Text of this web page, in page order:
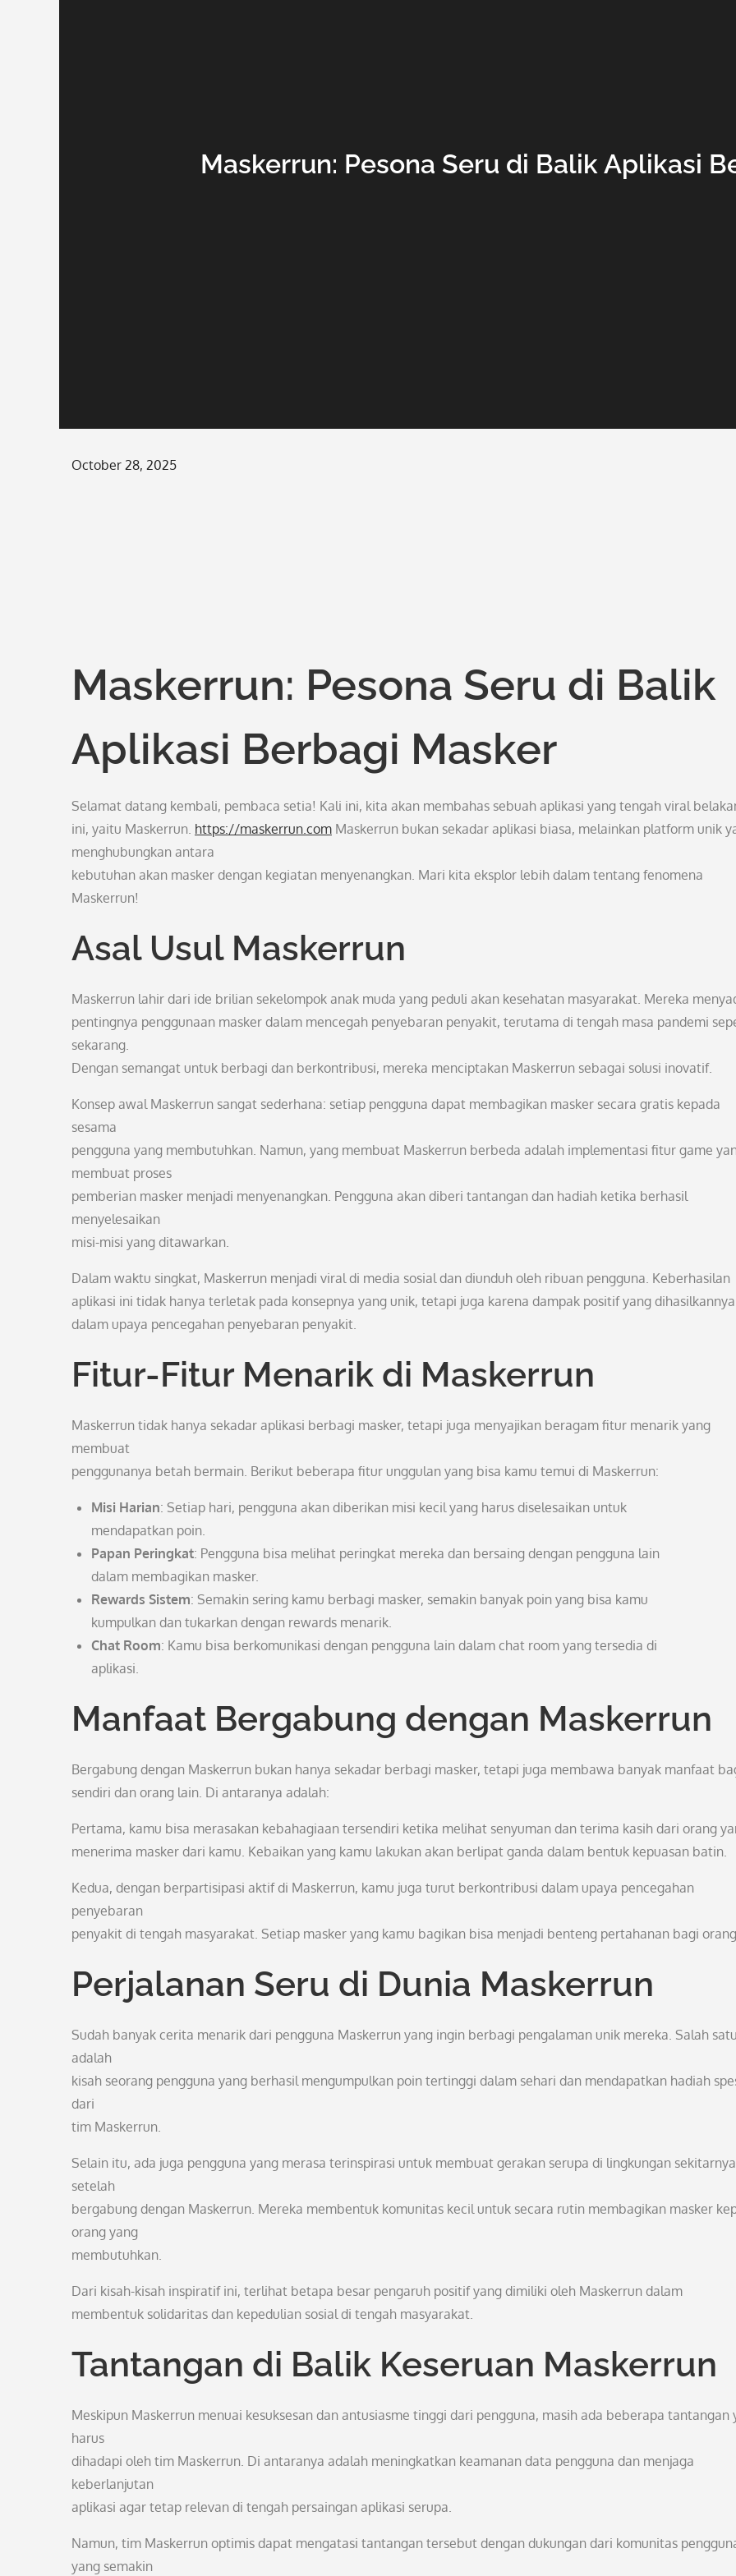
Maskerrun: Pesona Seru di Balik Aplikasi
Posted
October 28, 2025
Maskerrun: Pesona Seru di Balik
Aplikasi Berbagi Masker
Selamat datang kembali, pembaca setia! Kali ini, kita akan membahas sebuah aplikasi yang tengah viral
ini, yaitu Maskerrun. https://maskerrun.com Maskerrun bukan sekadar aplikasi biasa, melainkan platform unik
menghubungkan antara
kebutuhan akan masker dengan kegiatan menyenangkan. Mari kita eksplor lebih dalam tentang fenomena
Maskerrun!
Asal Usul Maskerrun
Maskerrun lahir dari ide brilian sekelompok anak muda yang peduli akan kesehatan masyarakat. Mereka
pentingnya penggunaan masker dalam mencegah penyebaran penyakit, terutama di tengah masa pandemi
sekarang.
Dengan semangat untuk berbagi dan berkontribusi, mereka menciptakan Maskerrun sebagai solusi inovatif.
Konsep awal Maskerrun sangat sederhana: setiap pengguna dapat membagikan masker secara gratis kepada
sesama
pengguna yang membutuhkan. Namun, yang membuat Maskerrun berbeda adalah implementasi fitur game
membuat proses
pemberian masker menjadi menyenangkan. Pengguna akan diberi tantangan dan hadiah ketika berhasil
menyelesaikan
misi-misi yang ditawarkan.
Dalam waktu singkat, Maskerrun menjadi viral di media sosial dan diunduh oleh ribuan pengguna. Keberhasilan
aplikasi ini tidak hanya terletak pada konsepnya yang unik, tetapi juga karena dampak positif yang dihasilkannya
dalam upaya pencegahan penyebaran penyakit.
Fitur-Fitur Menarik di Maskerrun
Maskerrun tidak hanya sekadar aplikasi berbagi masker, tetapi juga menyajikan beragam fitur menarik yang
membuat
penggunanya betah bermain. Berikut beberapa fitur unggulan yang bisa kamu temui di Maskerrun:
Misi Harian: Setiap hari, pengguna akan diberikan misi kecil yang harus diselesaikan untuk
mendapatkan poin.
Papan Peringkat: Pengguna bisa melihat peringkat mereka dan bersaing dengan pengguna lain
dalam membagikan masker.
Rewards Sistem: Semakin sering kamu berbagi masker, semakin banyak poin yang bisa kamu
kumpulkan dan tukarkan dengan rewards menarik.
Chat Room: Kamu bisa berkomunikasi dengan pengguna lain dalam chat room yang tersedia di
aplikasi.
Manfaat Bergabung dengan Maskerrun
Bergabung dengan Maskerrun bukan hanya sekadar berbagi masker, tetapi juga membawa banyak manfaat
sendiri dan orang lain. Di antaranya adalah:
Pertama, kamu bisa merasakan kebahagiaan tersendiri ketika melihat senyuman dan terima kasih dari orang
menerima masker dari kamu. Kebaikan yang kamu lakukan akan berlipat ganda dalam bentuk kepuasan batin.
Kedua, dengan berpartisipasi aktif di Maskerrun, kamu juga turut berkontribusi dalam upaya pencegahan
penyebaran
penyakit di tengah masyarakat. Setiap masker yang kamu bagikan bisa menjadi benteng pertahanan bagi
Perjalanan Seru di Dunia Maskerrun
Sudah banyak cerita menarik dari pengguna Maskerrun yang ingin berbagi pengalaman unik mereka. Salah
adalah
kisah seorang pengguna yang berhasil mengumpulkan poin tertinggi dalam sehari dan mendapatkan hadiah
dari
tim Maskerrun.
Selain itu, ada juga pengguna yang merasa terinspirasi untuk membuat gerakan serupa di lingkungan sekitarnya
setelah
bergabung dengan Maskerrun. Mereka membentuk komunitas kecil untuk secara rutin membagikan masker
orang yang
membutuhkan.
Dari kisah-kisah inspiratif ini, terlihat betapa besar pengaruh positif yang dimiliki oleh Maskerrun dalam
membentuk solidaritas dan kepedulian sosial di tengah masyarakat.
Tantangan di Balik Keseruan Maskerrun
Meskipun Maskerrun menuai kesuksesan dan antusiasme tinggi dari pengguna, masih ada beberapa tantangan
harus
dihadapi oleh tim Maskerrun. Di antaranya adalah meningkatkan keamanan data pengguna dan menjaga
keberlanjutan
aplikasi agar tetap relevan di tengah persaingan aplikasi serupa.
Namun, tim Maskerrun optimis dapat mengatasi tantangan tersebut dengan dukungan dari komunitas
yang semakin